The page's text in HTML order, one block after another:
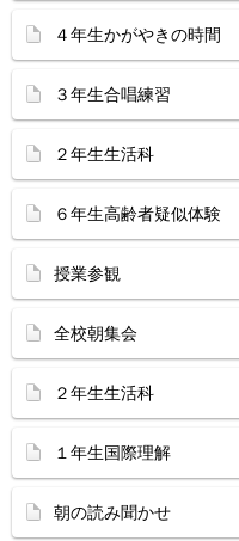
４年生かがやきの時間
３年生合唱練習
２年生生活科
６年生高齢者疑似体験
授業参観
全校朝集会
２年生生活科
１年生国際理解
朝の読み聞かせ